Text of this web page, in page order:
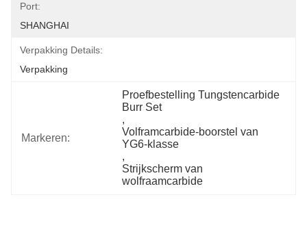
Port:
SHANGHAI
Verpakking Details:
Verpakking
Markeren:
Proefbestelling Tungstencarbide
Burr Set
,
Volframcarbide-boorstel van
YG6-klasse
,
Strijkscherm van
wolfraamcarbide